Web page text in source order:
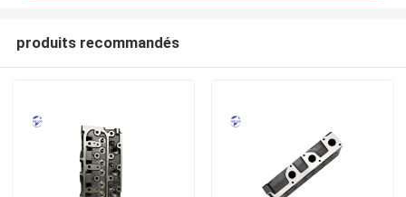
produits recommandés